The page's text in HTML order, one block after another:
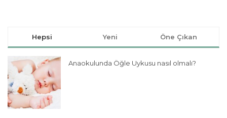
Hepsi Yeni Öne Çıkan
Anaokulunda Öğle Uykusu nasıl olmalı?